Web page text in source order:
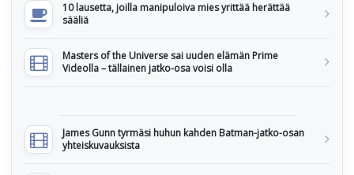
10 lausetta, joilla manipuloiva mies yrittää herättää
sääliä
Masters of the Universe sai uuden elämän Prime
Videolla – tällainen jatko-osa voisi olla
James Gunn tyrmäsi huhun kahden Batman-jatko-osan
yhteiskuvauksista